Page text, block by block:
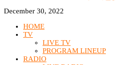
December 30, 2022
HOME
TV
LIVE TV
PROGRAM LINEUP
RADIO